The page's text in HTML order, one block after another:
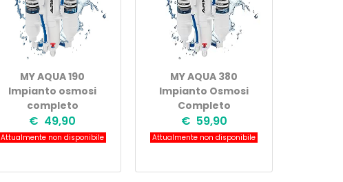
MY AQUA 190
Impianto osmosi
completo
€ 49,90
Attualmente non disponibile
MY AQUA 380
Impianto Osmosi
Completo
€ 59,90
Attualmente non disponibile